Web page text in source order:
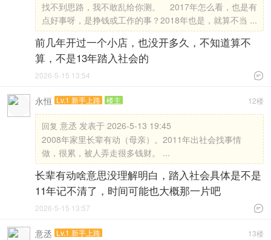
找不到思路，我不敢乱给你测。 2017年怎么看，也是有
点好事呀，是挣钱或工作的事？2018年也是，就算不当 ...
前几年开过一个小店，也没开多久，不知道算不
算，不是13年踏入社会的

2026-5-15 13:54
12楼
永恒 Lv.1 新手上路 楼主
回复 意丞 发表于 2026-5-13 19:45
2008年家里长辈有动（母亲）。2011年出社会找事情
做，很累，被人弄走很多钱财。 ...
长辈有动啥意思没理解明白，踏入社会具体是不是
11年记不清了，时间可能也大概那一片吧

2026-5-15 13:57
13楼
意丞 Lv.1 新手上路